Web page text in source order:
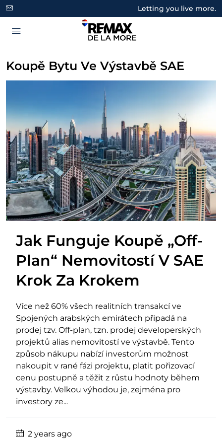
Letting you live more.
Koupě Bytu Ve Výstavbě SAE
Jak Funguje Koupě „Off-
Plan“ Nemovitostí V SAE
Krok Za Krokem
Více než 60% všech realitních transakcí ve
Spojených arabských emirátech připadá na
prodej tzv. Off-plan, tzn. prodej developerských
projektů alias nemovitostí ve výstavbě. Tento
způsob nákupu nabízí investorům možnost
nakoupit v rané fázi projektu, platit pořizovací
cenu postupně a těžit z růstu hodnoty během
výstavby. Velkou výhodou je, zejména pro
investory ze...
2 years ago